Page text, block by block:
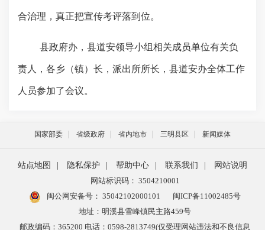
合治理，真正把宣传考评落到位。
县政府办，县道安领导小组相关成员单位有关负
责人，各乡（镇）长，派出所所长，县道安办全体工作
人员参加了会议。
国家部委 省级政府 省内地市 三明县区 新闻媒体
站点地图 隐私保护 帮助中心 联系我们
网站说明
网站标识码： 3504210001
闽公网安备号： 35042102000101
闽ICP备11002485号
地址：明溪县雪峰镇民主路459号
邮政编码：365200 电话：0598-2813749(仅受理网站违法和不良信息